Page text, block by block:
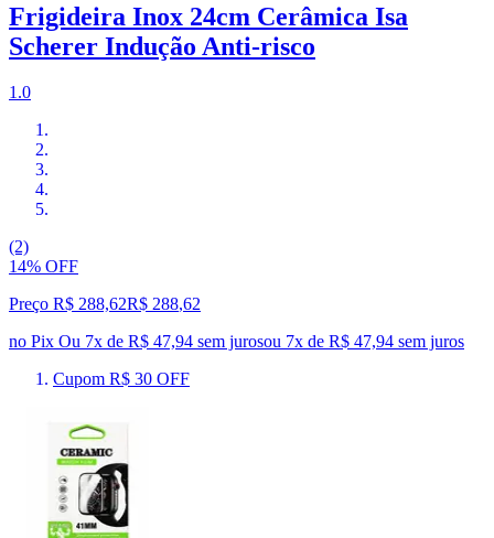
Frigideira Inox 24cm Cerâmica Isa
Scherer Indução Anti-risco
1.0
(2)
14% OFF
Preço R$ 288,62R$ 288,62
no Pix Ou 7x de R$ 47,94 sem jurosou 7x de R$ 47,94 sem juros
Cupom R$ 30 OFF